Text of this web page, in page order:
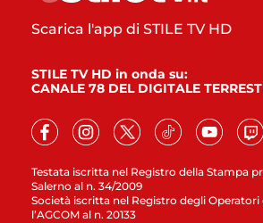
Testata iscritta nel Registro della Stampa
Salerno al n. 34/2009
Società iscritta nel Registro degli
l’AGCOM al n. 20133
Scarica l'app di STILE TV HD
STILE TV HD in onda su:
CANALE 78 DEL DIGITALE